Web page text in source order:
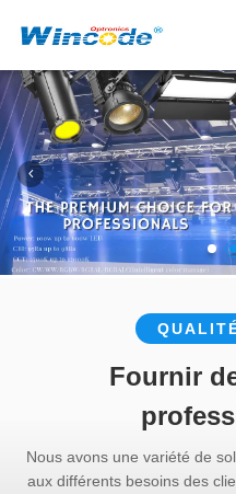
Fournir
Nous avons une variété de
aux différents besoins des